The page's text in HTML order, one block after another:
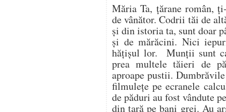
Măria Ta, țărane român,
de vânător. Codrii tăi de
și din istoria ta, sunt doar
și de mărăcini. Nici
hățișul lor. Munții sunt
prea multele tăieri de
aproape pustii.
filmulețe pe ecranele
de păduri au fost vândute
din țară pe bani grei. Au